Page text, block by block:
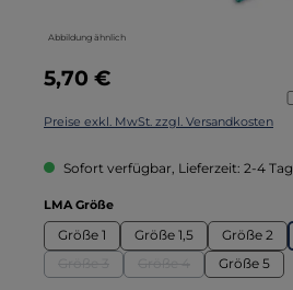
Abbildung ähnlich
Regulärer Preis:
5,70 €
Preise exkl. MwSt. zzgl. Versandkosten
Sofort verfügbar, Lieferzeit: 2-4
LMA Größeauswählen
Größe 1 Größe 1,5 Größe 2
(Diese Option ist zurzeit nicht
(Diese Option ist
Größe 5